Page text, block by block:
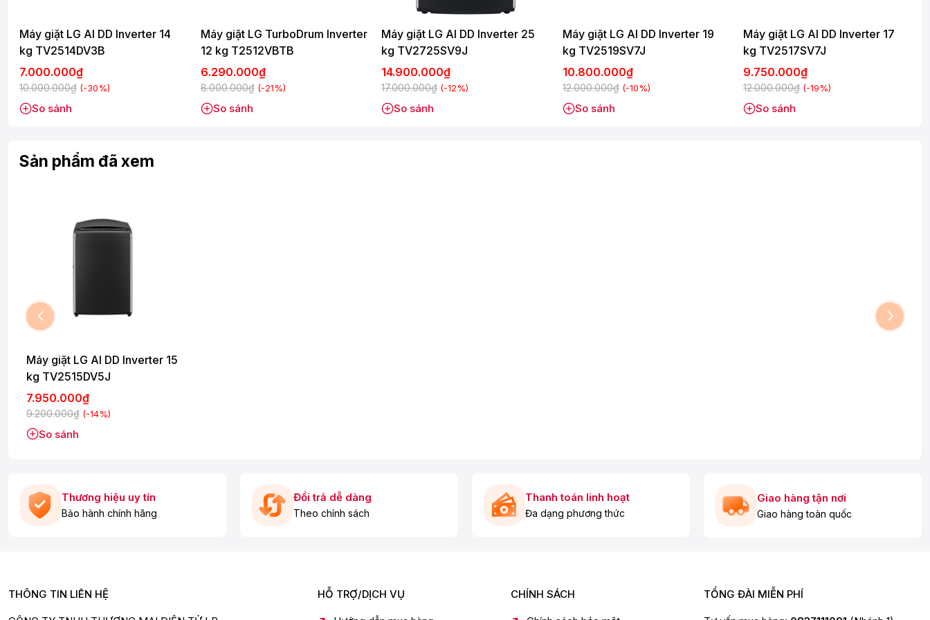
Khối lượng giặt và chương trình hoạt động
Máy giặt LG này có khối lượng giặt 15 kgnên thích hợp với gia đình có nhiều thành viên như 7 thành viên trở lên hoặc những
cửa tiệm giặt giũ.
Máy giặt LG Inverter có chương trình hoạt động đa dạng để hỗ trợ cho việc giặt giũ như giặt nhanh, giặt lưu hương, giặt đồ
- Công nghệ AI DD bảo vệ sợi vải là chu trình
sử dụng trí tuệ nhân tạo AIđược trang bị trong máy giặt để đo lường trọng
Máy giặt LG AI DD Inverter 14
kg TV2514DV3B
7.000.000₫
10.000.000₫ (-30%)
So sánh
Máy giặt LG TurboDrum Inverter
12 kg T2512VBTB
6.290.000₫
8.000.000₫ (-21%)
So sánh
Máy giặt LG AI DD Inverter 25
kg TV2725SV9J
14.900.000₫
17.000.000₫ (-12%)
So sánh
Máy giặt LG AI DD Inverter 19
kg TV2519SV7J
10.800.000₫
12.000.000₫ (-10%)
So sánh
Máy giặt LG AI DD Inverter 17
kg TV2517SV7J
9.750.000₫
12.000.000₫ (-19%)
So sánh
Sản phẩm đã xem
Máy giặt LG AI DD Inverter 15
kg TV2515DV5J
7.950.000₫
9.200.000₫ (-14%)
So sánh
Thương hiệu uy tín
Bảo hành chính hãng
Đổi trả dễ dàng
Theo chính sách
Thanh toán linh hoạt
Đa dạng phương thức
Giao hàng tận nơi
Giao hàng toàn quốc
THÔNG TIN LIÊN HỆ HỖ TRỢ/DỊCH VỤ CHÍNH SÁCH TỔNG ĐÀI MIỄN PHÍ